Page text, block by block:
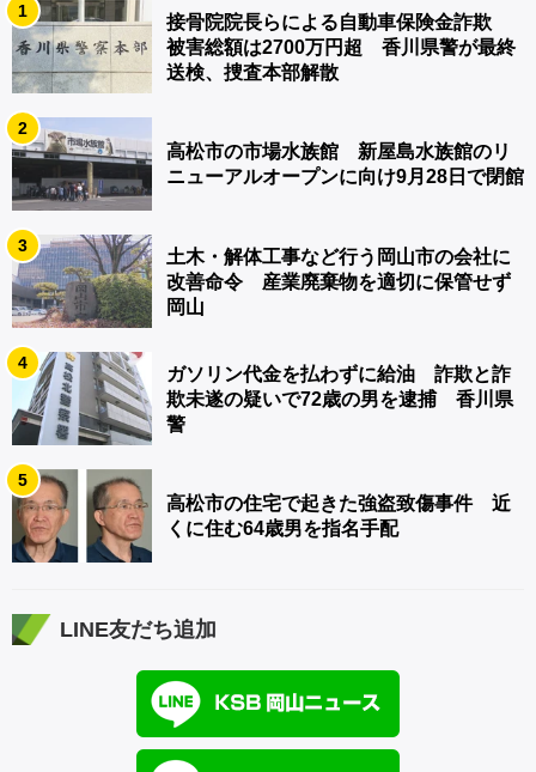
1
接骨院院長らによる自動車保険金詐欺
被害総額は2700万円超 香川県警が最終
送検、捜査本部解散
2
高松市の市場水族館 新屋島水族館のリ
ニューアルオープンに向け9月28日で閉館
3
土木・解体工事など行う岡山市の会社に
改善命令 産業廃棄物を適切に保管せず
岡山
4
ガソリン代金を払わずに給油 詐欺と詐
欺未遂の疑いで72歳の男を逮捕 香川県
警
5
高松市の住宅で起きた強盗致傷事件 近
くに住む64歳男を指名手配
LINE友だち追加